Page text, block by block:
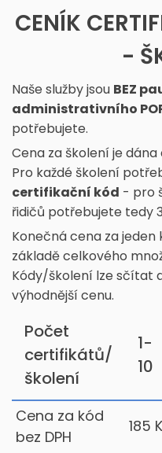
CENÍK
-
Naše služby jsou BEZ
administrativního
potřebujete.
Cena za školení je
Pro každé školení
certifikační kód - pro
řidičů potřebujete tedy
Konečná cena za
základě celkového
Kódy/školení lze sčítat
výhodnější cenu.
Počet
certifikátů/
školení
1-
10
Cena za kód
bez DPH
185